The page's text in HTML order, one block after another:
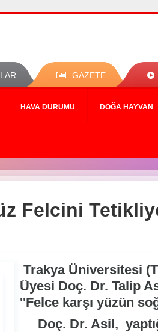
GAZETE
HAVA DURUMU DOĞA HAYVAN
Felcini
Trakya Üniversitesi
Üyesi Doç. Dr. Talip
''Felce karşı yüzün
Doç. Dr. Asil,